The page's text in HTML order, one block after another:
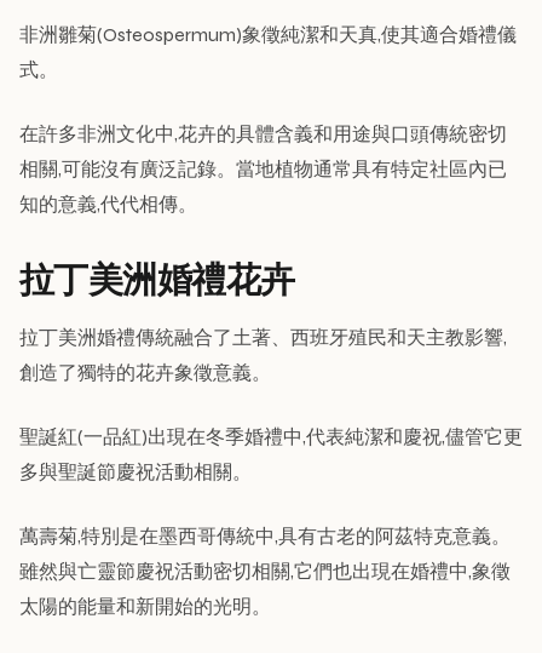
非洲雛菊(Osteospermum)象徵純潔和天真,使其適合婚禮儀
式。
在許多非洲文化中,花卉的具體含義和用途與口頭傳統密切
相關,可能沒有廣泛記錄。當地植物通常具有特定社區內已
知的意義,代代相傳。
拉丁美洲婚禮花卉
拉丁美洲婚禮傳統融合了土著、西班牙殖民和天主教影響,
創造了獨特的花卉象徵意義。
聖誕紅(一品紅)出現在冬季婚禮中,代表純潔和慶祝,儘管它更
多與聖誕節慶祝活動相關。
萬壽菊,特別是在墨西哥傳統中,具有古老的阿茲特克意義。
雖然與亡靈節慶祝活動密切相關,它們也出現在婚禮中,象徵
太陽的能量和新開始的光明。